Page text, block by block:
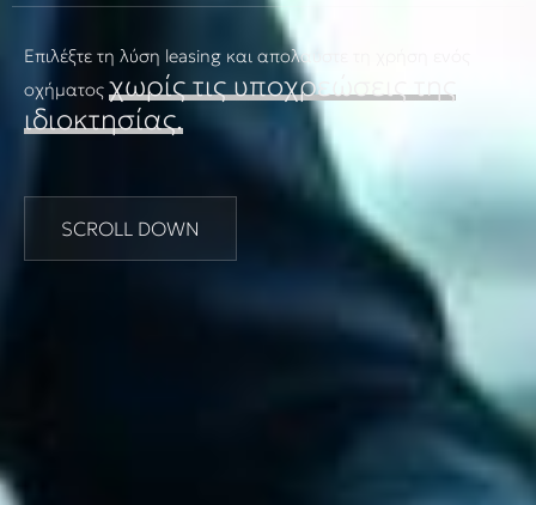
Επιλέξτε τη λύση leasing και απολαύστε τη χρήση ενός
οχήματος χωρίς τις υποχρεώσεις της
ιδιοκτησίας.
SCROLL DOWN